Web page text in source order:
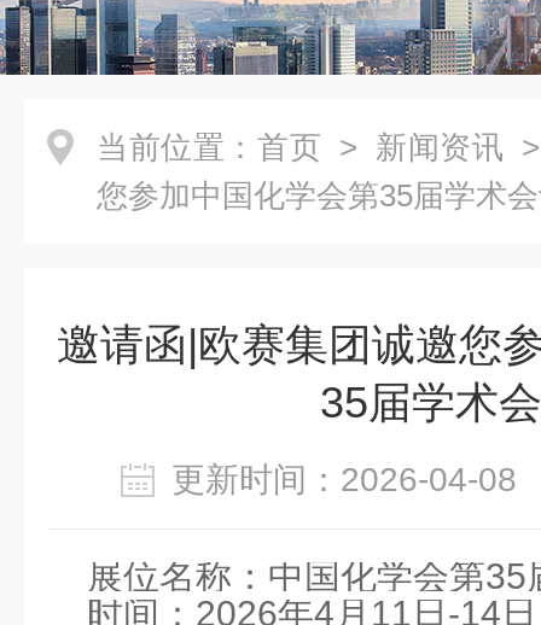
当前位置： 首页 > 新闻资讯
您参加中国化学会第35届学术
邀请函|欧赛集团诚邀您
35届学术
更新时间：2026-04-
展位名称：中国化学会第35
时间：2026年4月11日-14